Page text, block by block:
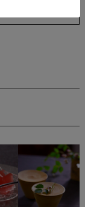
さい。